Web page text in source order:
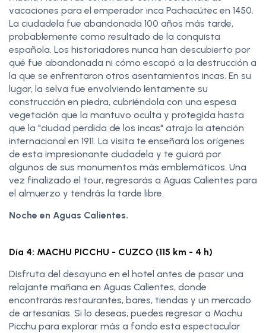
vacaciones para el emperador inca Pachacútec en 1450.
La ciudadela fue abandonada 100 años más tarde,
probablemente como resultado de la conquista
española. Los historiadores nunca han descubierto por
qué fue abandonada ni cómo escapó a la destrucción a
la que se enfrentaron otros asentamientos incas. En su
lugar, la selva fue envolviendo lentamente su
construcción en piedra, cubriéndola con una espesa
vegetación que la mantuvo oculta y protegida hasta
que la "ciudad perdida de los incas" atrajo la atención
internacional en 1911. La visita te enseñará los orígenes
de esta impresionante ciudadela y te guiará por
algunos de sus monumentos más emblemáticos. Una
vez finalizado el tour, regresarás a Aguas Calientes para
el almuerzo y tendrás la tarde libre.
Noche en Aguas Calientes.
Día 4: MACHU PICCHU - CUZCO (115 km - 4 h)
Disfruta del desayuno en el hotel antes de pasar una
relajante mañana en Aguas Calientes, donde
encontrarás restaurantes, bares, tiendas y un mercado
de artesanías. Si lo deseas, puedes regresar a Machu
Picchu para explorar más a fondo esta espectacular